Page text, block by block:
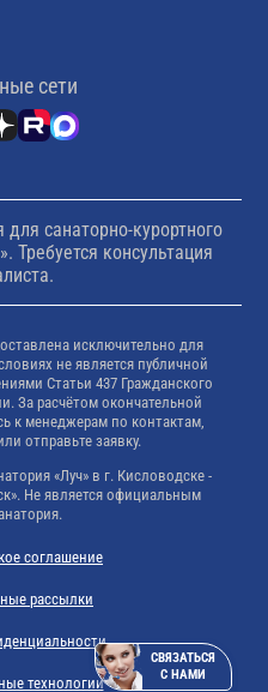
сети
санаторно-курортного
Требуется консультация
технологии
исключительно для
не является публичной
Статьи 437 Гражданского
За расчётом окончательной
к менеджерам по контактам,
отправьте заявку.
«Луч» в г. Кисловодске -
Не является официальным
соглашение
рассылки
СВЯЗАТЬСЯ
С НАМИ